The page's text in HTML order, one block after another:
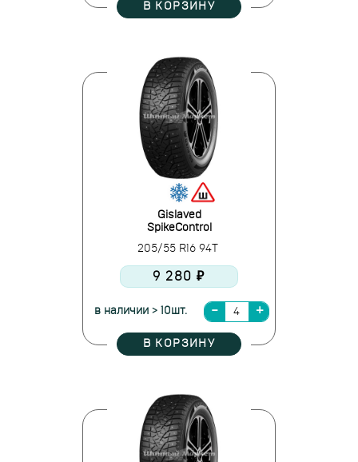
В КОРЗИНУ
Gislaved
SpikeControl
205/55 R16 94T
9 280 ₽
в наличии > 10шт.
В КОРЗИНУ